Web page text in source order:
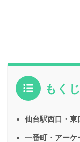
もくじ
仙台駅西口・
一番町・アー